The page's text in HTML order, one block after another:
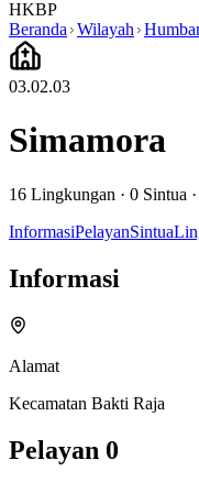
HKBP
Beranda Wilayah
03.02.03
Simamora
16 Lingkungan · 0 Sintua ·
InformasiPelayanSintua
Informasi
Alamat
Kecamatan Bakti Raja
Pelayan 0